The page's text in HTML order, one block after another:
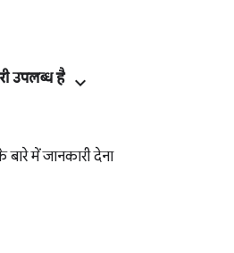
उपलब्ध है
में जानकारी देना